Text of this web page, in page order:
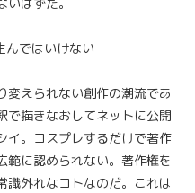
んではいけない
変えられない創作の潮流であ
で描きなおしてネットに公開
イ。コスプレするだけで著作
範に認められない。著作権を
識外れなコトなのだ。これは